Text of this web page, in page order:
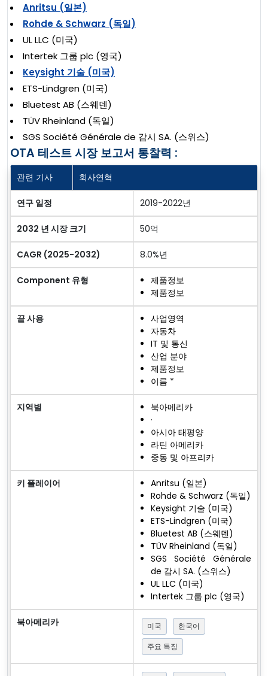
Anritsu (일본)
Rohde & Schwarz (독일)
UL LLC (미국)
Intertek 그룹 plc (영국)
Keysight 기술 (미국)
ETS-Lindgren (미국)
Bluetest AB (스웨덴)
TÜV Rheinland (독일)
SGS Société Générale de 감시 SA. (스위스)
OTA 테스트 시장 보고서 통찰력 :
관련 기사 회사연혁
연구 일정 2019-2022년
2032 년 시장 크기 50억
CAGR (2025-2032) 8.0%년
Component 유형
제품정보
제품정보
끝 사용
사업영역
자동차
IT 및 통신
산업 분야
제품정보
이름 *
지역별
북아메리카
·
아시아 태평양
라틴 아메리카
중동 및 아프리카
키 플레이어
Anritsu (일본)
Rohde & Schwarz (독일)
Keysight 기술 (미국)
ETS-Lindgren (미국)
Bluetest AB (스웨덴)
TÜV Rheinland (독일)
SGS Société Générale
de 감시 SA. (스위스)
UL LLC (미국)
Intertek 그룹 plc (영국)
북아메리카 미국
한국어
주요 특징